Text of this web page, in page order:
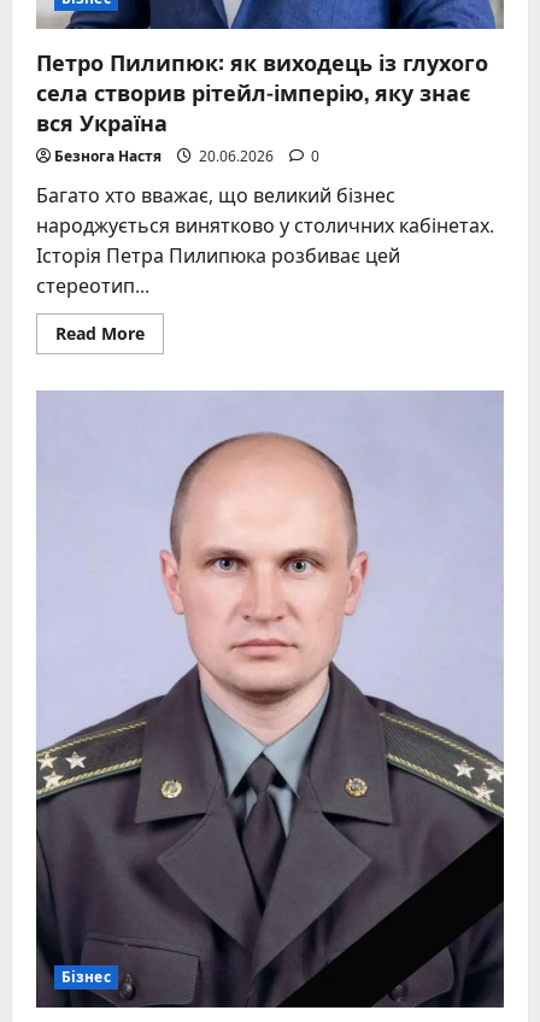
Петро Пилипюк: як виходець із глухого
села створив рітейл-імперію, яку знає
вся Україна
Безнога Настя 20.06.2026 0
Багато хто вважає, що великий бізнес
народжується винятково у столичних кабінетах.
Історія Петра Пилипюка розбиває цей
стереотип...
Read MoreRead
more
виходець
глухого
села
створив
рітейл-
імперію,
яку
знає
вся
Україна
Бізнес